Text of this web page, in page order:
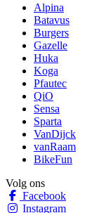
Alpina
Batavus
Burgers
Gazelle
Huka
Koga
Pfautec
QiO
Sensa
Sparta
VanDijck
vanRaam
BikeFun
Volg ons
Facebook
Instagram